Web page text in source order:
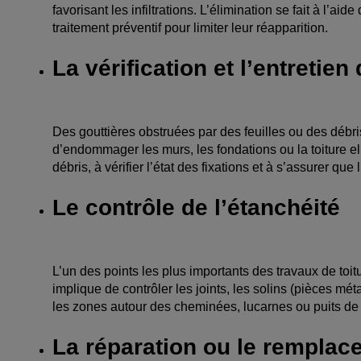
favorisant les infiltrations. L’élimination se fait à
traitement préventif pour limiter leur réapparition.
La vérification et l’entretien
Des gouttières obstruées par des feuilles ou des
d’endommager les murs, les fondations ou la toiture
débris, à vérifier l’état des fixations et à s’assurer que
Le contrôle de l’étanchéité
L’un des points les plus importants des travaux de
implique de contrôler les joints, les solins (pièces
les zones autour des cheminées, lucarnes ou puits
La réparation ou le